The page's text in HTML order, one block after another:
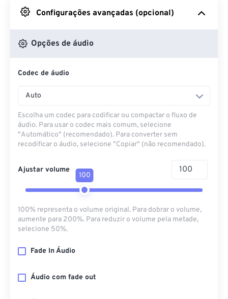
Do Google Drive
Do OneDrive
Configurações avançadas (opcional)
Opções de áudio
Codec de áudio
Auto
Escolha um codec para codificar ou compactar o fluxo de
áudio. Para usar o codec mais comum, selecione
"Automático" (recomendado). Para converter sem
recodificar o áudio, selecione "Copiar" (não recomendado).
Ajustar volume
100
100% representa o volume original. Para dobrar o volume,
aumente para 200%. Para reduzir o volume pela metade,
selecione 50%.
Fade In Áudio
Áudio com fade out